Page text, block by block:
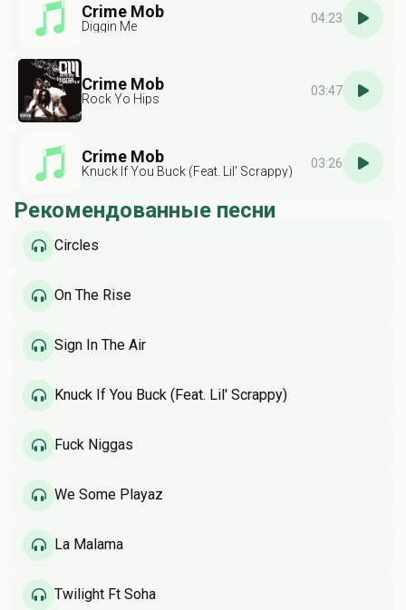
Crime Mob
Diggin Me
04:23
Crime Mob
Rock Yo Hips
03:47
Crime Mob
Knuck If You Buck (Feat. Lil' Scrappy)
03:26
Рекомендованные песни
Circles
On The Rise
Sign In The Air
Knuck If You Buck (Feat. Lil' Scrappy)
Fuck Niggas
We Some Playaz
La Malama
Twilight Ft Soha